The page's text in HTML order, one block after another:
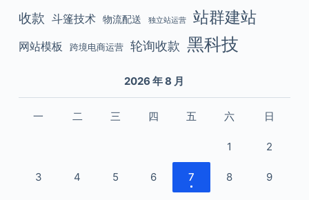
收款 斗篷技术 物流配送 独立站运营 站群建站
网站模板 跨境电商运营 轮询收款 黑科技
2026 年 8 月
一 二 三 四 五 六 日
1 2
3 4 5 6 7 8 9